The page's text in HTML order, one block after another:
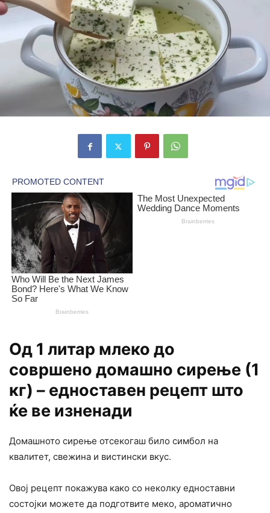
Од 1 литар млеко до
совршено домашно сирење (1
кг) – едноставен рецепт што
ќе ве изненади
Домашното сирење отсекогаш било симбол на
квалитет, свежина и вистински вкус.
Овој рецепт покажува како со неколку едноставни
состојки можете да подготвите меко, ароматично